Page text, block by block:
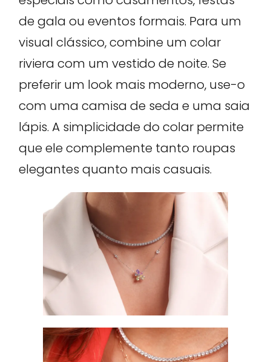
de gala ou eventos formais. Para um
visual clássico, combine um colar
riviera com um vestido de noite. Se
preferir um look mais moderno, use-o
com uma camisa de seda e uma saia
lápis. A simplicidade do colar permite
que ele complemente tanto roupas
elegantes quanto mais casuais.